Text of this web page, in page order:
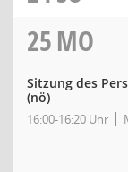
25MO
Sitzung des
(nö)
16:00-16:20 Uhr